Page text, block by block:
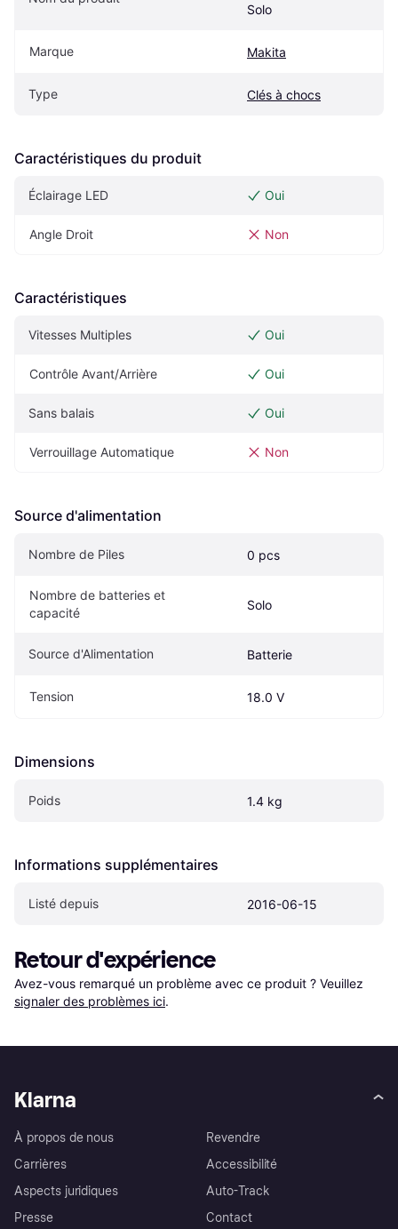
Solo
Marque Makita
Type Clés à chocs
Caractéristiques du produit
Éclairage LED Oui
Angle Droit Non
Caractéristiques
Vitesses Multiples Oui
Contrôle Avant/Arrière Oui
Sans balais Oui
Verrouillage Automatique Non
Source d'alimentation
Nombre de Piles 0 pcs
Nombre de batteries et
capacité
Solo
Source d'Alimentation Batterie
Tension 18.0 V
Dimensions
Poids 1.4 kg
Informations supplémentaires
Listé depuis 2016-06-15
Retour d'expérience
Avez-vous remarqué un problème avec ce produit ? Veuillez
signaler des problèmes ici.
Klarna
À propos de nous
Carrières
Aspects juridiques
Presse
Revendre
Accessibilité
Auto-Track
Contact